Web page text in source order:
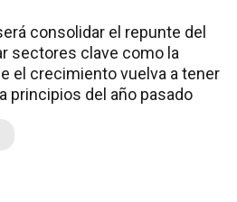
consolidar el repunte del
sectores clave como la
el crecimiento vuelva a tener
principios del año pasado